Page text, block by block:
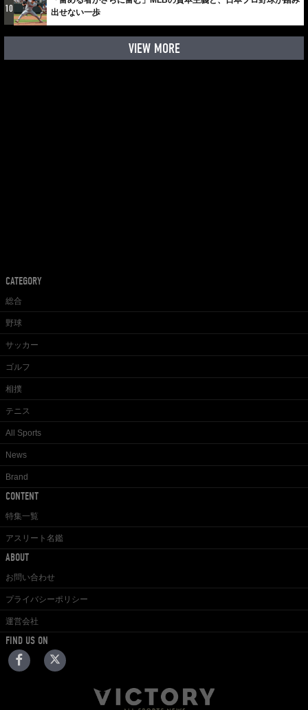
10
出せない一歩
VIEW MORE
CATEGORY
総合
野球
サッカー
ゴルフ
相撲
テニス
All Sports
News
Brand
CONTENT
特集一覧
アスリート名鑑
ABOUT
お問い合わせ
プライバシーポリシー
運営会社
FIND US ON